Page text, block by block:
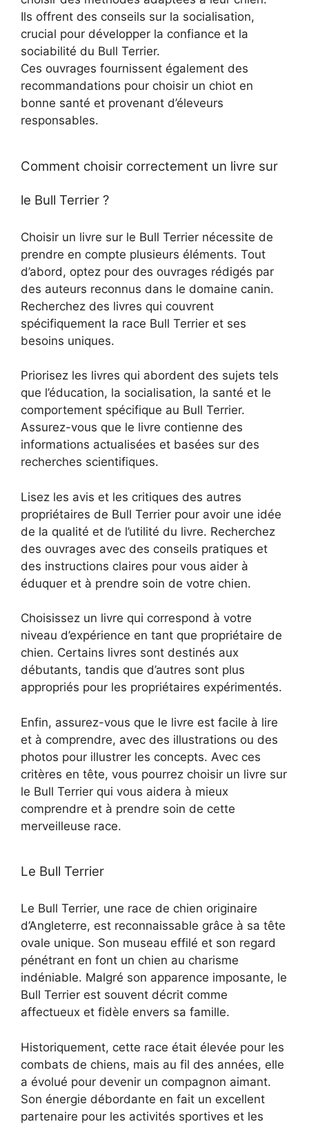
Ils offrent des conseils sur la socialisation,
crucial pour développer la confiance et la
sociabilité du Bull Terrier.
Ces ouvrages fournissent également des
recommandations pour choisir un chiot en
bonne santé et provenant d’éleveurs
responsables.
Comment choisir correctement un livre sur
le Bull Terrier ?
Choisir un livre sur le Bull Terrier nécessite de
prendre en compte plusieurs éléments. Tout
d’abord, optez pour des ouvrages rédigés par
des auteurs reconnus dans le domaine canin.
Recherchez des livres qui couvrent
spécifiquement la race Bull Terrier et ses
besoins uniques.
Priorisez les livres qui abordent des sujets tels
que l’éducation, la socialisation, la santé et le
comportement spécifique au Bull Terrier.
Assurez-vous que le livre contienne des
informations actualisées et basées sur des
recherches scientifiques.
Lisez les avis et les critiques des autres
propriétaires de Bull Terrier pour avoir une idée
de la qualité et de l’utilité du livre. Recherchez
des ouvrages avec des conseils pratiques et
des instructions claires pour vous aider à
éduquer et à prendre soin de votre chien.
Choisissez un livre qui correspond à votre
niveau d’expérience en tant que propriétaire de
chien. Certains livres sont destinés aux
débutants, tandis que d’autres sont plus
appropriés pour les propriétaires expérimentés.
Enfin, assurez-vous que le livre est facile à lire
et à comprendre, avec des illustrations ou des
photos pour illustrer les concepts. Avec ces
critères en tête, vous pourrez choisir un livre sur
le Bull Terrier qui vous aidera à mieux
comprendre et à prendre soin de cette
merveilleuse race.
Le Bull Terrier
Le Bull Terrier, une race de chien originaire
d’Angleterre, est reconnaissable grâce à sa tête
ovale unique. Son museau effilé et son regard
pénétrant en font un chien au charisme
indéniable. Malgré son apparence imposante, le
Bull Terrier est souvent décrit comme
affectueux et fidèle envers sa famille.
Historiquement, cette race était élevée pour les
combats de chiens, mais au fil des années, elle
a évolué pour devenir un compagnon aimant.
Son énergie débordante en fait un excellent
partenaire pour les activités sportives et les